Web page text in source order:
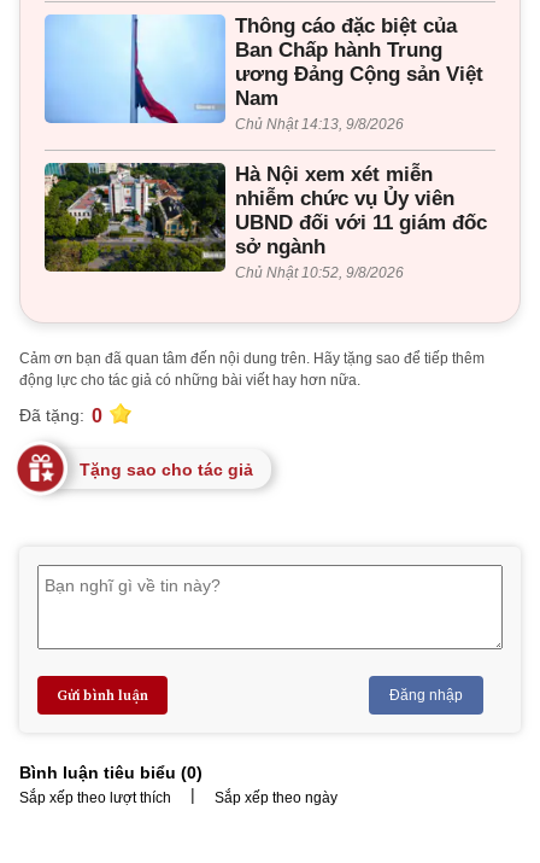
Thông cáo đặc biệt của
Ban Chấp hành Trung
ương Đảng Cộng sản Việt
Nam
Chủ Nhật 14:13, 9/8/2026
Hà Nội xem xét miễn
nhiễm chức vụ Ủy viên
UBND đối với 11 giám đốc
sở ngành
Chủ Nhật 10:52, 9/8/2026
Cảm ơn bạn đã quan tâm đến nội dung trên. Hãy tặng sao để tiếp thêm
động lực cho tác giả có những bài viết hay hơn nữa.
Đã tặng: 0
Tặng sao cho tác giả
Gửi bình luận Đăng nhập
Bình luận tiêu biểu (0)
Sắp xếp theo lượt thích | Sắp xếp theo ngày